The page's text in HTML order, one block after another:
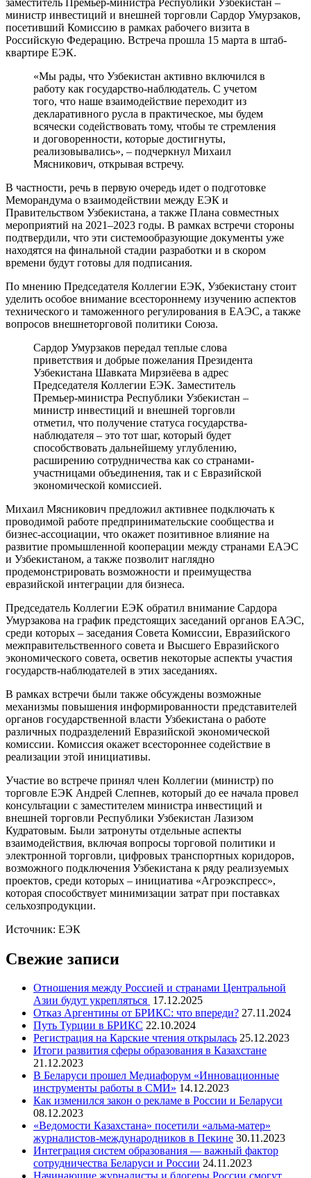
министр инвестиций и внешней торговли Сардор Умурзаков,
посетивший Комиссию в рамках рабочего визита в
Российскую Федерацию. Встреча прошла 15 марта в штаб-
квартире ЕЭК.
«Мы рады, что Узбекистан активно включился в
работу как государство-наблюдатель. С учетом
того, что наше взаимодействие переходит из
декларативного русла в практическое, мы будем
всячески содействовать тому, чтобы те стремления
и договоренности, которые достигнуты,
реализовывались», – подчеркнул Михаил
Мясникович, открывая встречу.
В частности, речь в первую очередь идет о подготовке
Меморандума о взаимодействии между ЕЭК и
Правительством Узбекистана, а также Плана совместных
мероприятий на 2021–2023 годы. В рамках встречи стороны
подтвердили, что эти системообразующие документы уже
находятся на финальной стадии разработки и в скором
времени будут готовы для подписания.
По мнению Председателя Коллегии ЕЭК, Узбекистану стоит
уделить особое внимание всестороннему изучению аспектов
технического и таможенного регулирования в ЕАЭС, а также
вопросов внешнеторговой политики Союза.
Сардор Умурзаков передал теплые слова
приветствия и добрые пожелания Президента
Узбекистана Шавката Мирзиёева в адрес
Председателя Коллегии ЕЭК. Заместитель
Премьер-министра Республики Узбекистан –
министр инвестиций и внешней торговли
отметил, что получение статуса государства-
наблюдателя – это тот шаг, который будет
способствовать дальнейшему углублению,
расширению сотрудничества как со странами-
участницами объединения, так и с Евразийской
экономической комиссией.
Михаил Мясникович предложил активнее подключать к
проводимой работе предпринимательские сообщества и
бизнес-ассоциации, что окажет позитивное влияние на
развитие промышленной кооперации между странами ЕАЭС
и Узбекистаном, а также позволит наглядно
продемонстрировать возможности и преимущества
евразийской интеграции для бизнеса.
Председатель Коллегии ЕЭК обратил внимание Сардора
Умурзакова на график предстоящих заседаний органов ЕАЭС,
среди которых – заседания Совета Комиссии, Евразийского
межправительственного совета и Высшего Евразийского
экономического совета, осветив некоторые аспекты участия
государств-наблюдателей в этих заседаниях.
В рамках встречи были также обсуждены возможные
механизмы повышения информированности представителей
органов государственной власти Узбекистана о работе
различных подразделений Евразийской экономической
комиссии. Комиссия окажет всестороннее содействие в
реализации этой инициативы.
Участие во встрече принял член Коллегии (министр) по
торговле ЕЭК Андрей Слепнев, который до ее начала провел
консультации с заместителем министра инвестиций и
внешней торговли Республики Узбекистан Лазизом
Кудратовым. Были затронуты отдельные аспекты
взаимодействия, включая вопросы торговой политики и
электронной торговли, цифровых транспортных коридоров,
возможного подключения Узбекистана к ряду реализуемых
проектов, среди которых – инициатива «Агроэкспресс»,
которая способствует минимизации затрат при поставках
сельхозпродукции.
Источник: ЕЭК
Свежие записи
Отношения между Россией и странами Центральной
Азии будут укрепляться 17.12.2025
Отказ Аргентины от БРИКС: что впереди? 27.11.2024
Путь Турции в БРИКС 22.10.2024
Регистрация на Карские чтения открылась 25.12.2023
Итоги развития сферы образования в Казахстане
21.12.2023
В Беларуси прошел Медиафорум «Инновационные
инструменты работы в СМИ» 14.12.2023
Как изменился закон о рекламе в России и Беларуси
08.12.2023
«Ведомости Казахстана» посетили «альма-матер»
журналистов-международников в Пекине 30.11.2023
Интеграция систем образования — важный фактор
сотрудничества Беларуси и России 24.11.2023